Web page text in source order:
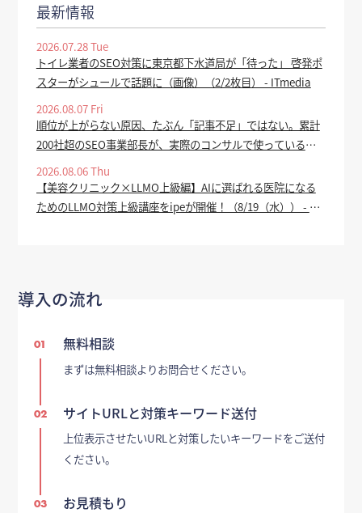
最新情報
2026.07.28 Tue
トイレ業者のSEO対策に東京都下水道局が「待った」 啓発ポ
スターがシュールで話題に（画像）（2/2枚目） - ITmedia
2026.08.07 Fri
順位が上がらない原因、たぶん「記事不足」ではない。累計
200社超のSEO事業部長が、実際のコンサルで使っている全
手順を公開 - valuepress
2026.08.06 Thu
【美容クリニック×LLMO上級編】AIに選ばれる医院になる
ためのLLMO対策上級講座をipeが開催！（8/19（水）） - PR
導入の流れ
01 無料相談
まずは無料相談よりお問合せください。
02 サイトURLと対策キーワード送付
上位表示させたいURLと対策したいキーワードをご送付
ください。
03 お見積もり